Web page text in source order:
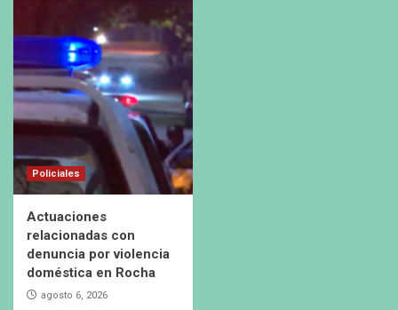
Policiales
Actuaciones
relacionadas con
denuncia por violencia
doméstica en Rocha
agosto 6, 2026